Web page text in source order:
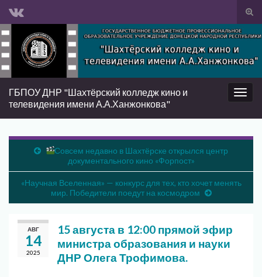
Вкл/
Search for:
Вкл/
ГБПОУ ДНР "Шахтёрский колледж кино и
телевидения имени А.А.Ханжонкова"
Совсем недавно в Шахтёрске открылся центр
документального кино «Форпост»
«Научная Вселенная» — конкурс для тех, кто хочет менять
мир. Победители поедут на космодром
АВГ
14
2025
15 августа в 12:00 прямой эфир
министра образования и науки
ДНР Олега Трофимова.